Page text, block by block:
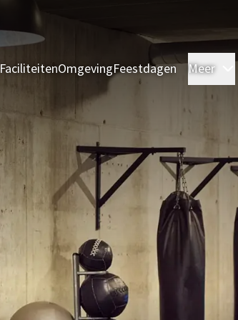
FaciliteitenOmgevingFeestdagen Meer